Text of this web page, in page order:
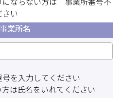
い
事業所名
を入力してください
は氏名をいれてください